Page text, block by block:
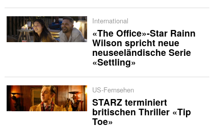
International
«The Office»-Star Rainn
Wilson spricht neue
neuseeländische Serie
«Settling»
US-Fernsehen
STARZ terminiert
britischen Thriller «Tip
Toe»